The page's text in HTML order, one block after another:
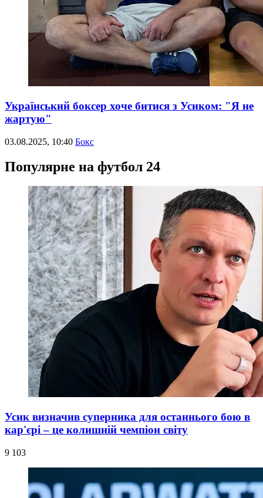
Український боксер хоче битися з Усиком: "Я не
жартую"
03.08.2025, 10:40 Бокс
Популярне на футбол 24
Усик визначив суперника для останнього бою в
кар'єрі – це колишній чемпіон світу
9 103